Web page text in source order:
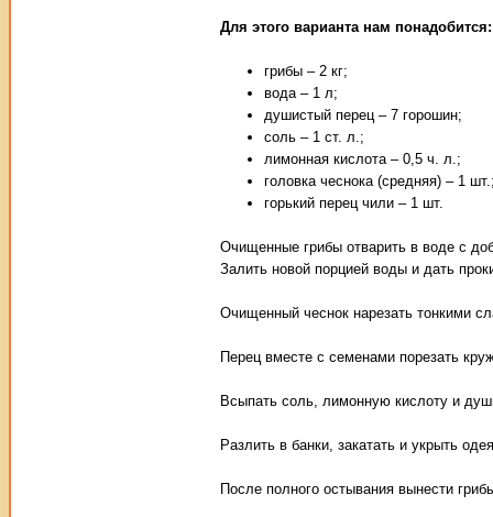
Для этого варианта нам понадобится:
грибы – 2 кг;
вода – 1 л;
душистый перец – 7 горошин;
соль – 1 ст. л.;
лимонная кислота – 0,5 ч. л.;
головка чеснока (средняя) – 1
горький перец чили – 1 шт.
Очищенные грибы отварить в воде с
Залить новой порцией воды и дать
Очищенный чеснок нарезать тонкими
Перец вместе с семенами порезать
Всыпать соль, лимонную кислоту и
Разлить в банки, закатать и укрыть
После полного остывания вынести